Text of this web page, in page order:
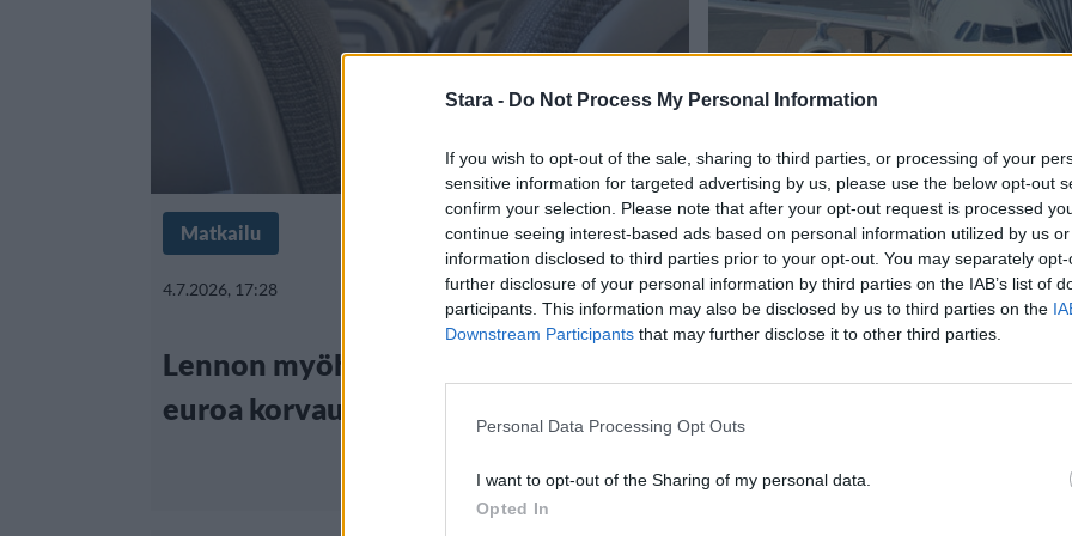
Stara - Do Not Process My Personal Information
If you wish to opt-out of the sale, sharing to third parties, or processing of your
sensitive information for targeted advertising by us, please use the below opt-out
confirm your selection. Please note that after your opt-out request is processed
continue seeing interest-based ads based on personal information utilized by us
information disclosed to third parties prior to your opt-out. You may separately
further disclosure of your personal information by third parties on the IAB’s list of
participants. This information may also be disclosed by us to third parties on the
Downstream Participants that may further disclose it to other third parties.
Personal Data Processing Opt Outs
I want to opt-out of the Sharing of my personal data.
Opted In
Matkailu
4.7.2026, 17:28
Lennon myöhästymisestä jopa 600
euroa korvausta
Uutiset
2.7.2026, 18:55